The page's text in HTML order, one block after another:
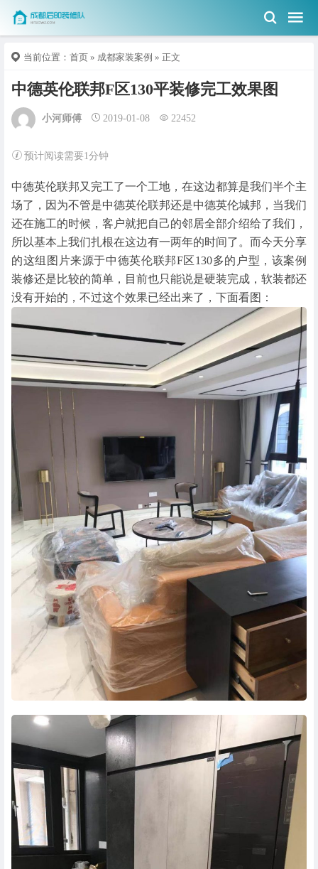
当前位置： 首页 » 成都家装案例 » 正文
中德英伦联邦F区130平装修完工效果图
小河师傅 2019-01-08 22452
预计阅读需要1分钟
中德英伦联邦又完工了一个工地，在这边都算是我们半个主
场了，因为不管是中德英伦联邦还是中德英伦城邦，当我们
还在施工的时候，客户就把自己的邻居全部介绍给了我们，
所以基本上我们扎根在这边有一两年的时间了。而今天分享
的这组图片来源于中德英伦联邦F区130多的户型，该案例
装修还是比较的简单，目前也只能说是硬装完成，软装都还
没有开始的，不过这个效果已经出来了，下面看图：